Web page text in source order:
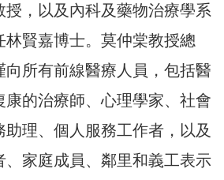
授，以及內科及藥物治療學系
林賢嘉博士。莫仲棠教授總
所有前線醫療人員，包括醫
的治療師、心理學家、社會
理、個人服務工作者，以及
、家庭成員、鄰里和義工表示